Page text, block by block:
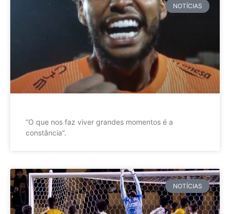
NOTÍCIAS
”O que nos faz viver grandes momentos é a
constância”.
NOTÍCIAS